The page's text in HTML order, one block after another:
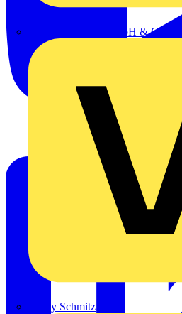
Emil Löffelhardt GmbH & Co. KG
Hardy Schmitz